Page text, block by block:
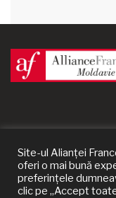
Site-ul Alianței
oferi o mai bună
preferințele
clic pe „Accept